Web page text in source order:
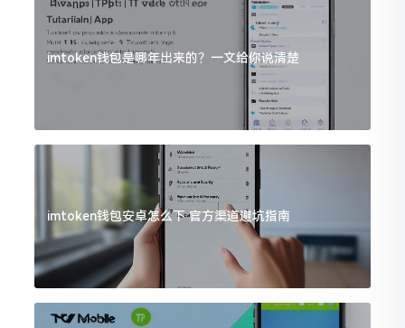
imtoken钱包是哪年出来的？一文给你说清楚
imtoken钱包安卓怎么下 官方渠道避坑指南